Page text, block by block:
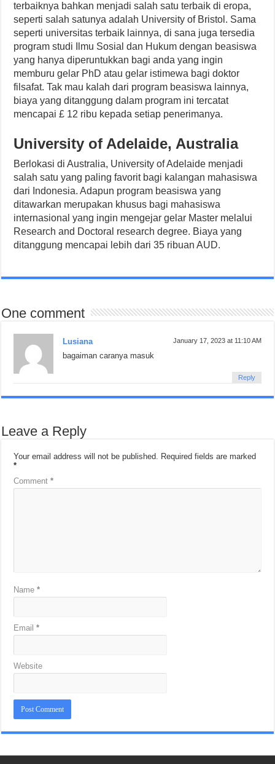
terbaiknya bahkan menjadi salah satu terbaik di eropa,
seperti salah satunya adalah University of Bristol. Sama
seperti universitas terbaik lainnya, di sana juga tersedia
program studi Ilmu Sosial dan Hukum dengan beasiswa
yang hanya diperuntukkan bagi anda yang ingin
memburu gelar PhD atau gelar istimewa bagi doktor
filsafat. Tak mau kalah dari program beasiswa lainnya,
biaya yang ditanggung dalam program ini tercatat
mencapai £ 12 ribu kepada setiap penerimanya.
University of Adelaide, Australia
Berlokasi di Australia, University of Adelaide menjadi
salah satu yang paling favorit bagi kalangan mahasiswa
dari Indonesia. Adapun program beasiswa yang
ditawarkan merupakan khusus bagi mahasiswa
internasional yang ingin mengejar gelar Master melalui
Research and Doctoral research degree. Biaya yang
ditanggung mencapai lebih dari 35 ribuan AUD.
One comment
Lusiana January 17, 2023 at 11:10 AM
bagaiman caranya masuk
Reply
Leave a Reply
Your email address will not be published. Required fields are marked
*
Comment*
Name*
Email*
Website